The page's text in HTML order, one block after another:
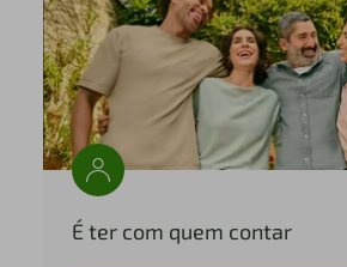
É ter com quem contar